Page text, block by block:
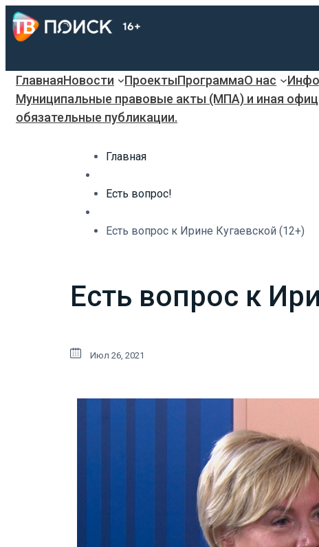
ГлавнаяНовости ПроектыПрограммаО нас
Муниципальные правовые акты (МПА) и иная
обязательные публикации.
Главная
Есть вопрос!
Есть вопрос к Ирине Кугаевской (12+)
Есть вопрос к
Июл 26, 2021